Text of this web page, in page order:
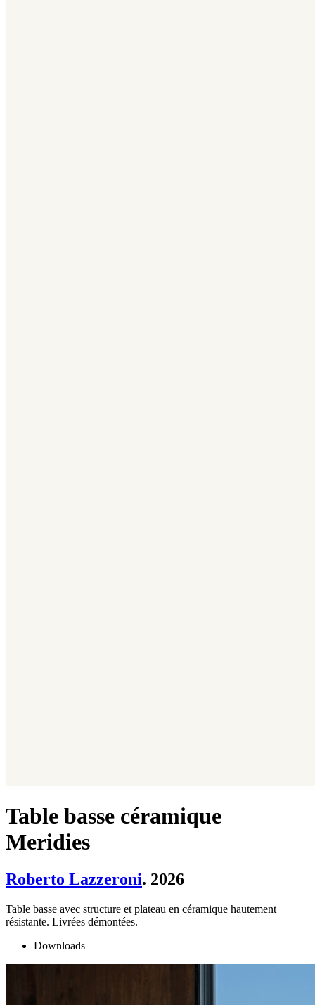
Table basse céramique
Meridies
Roberto Lazzeroni. 2026
Table basse avec structure et plateau en céramique hautement
résistante. Livrées démontées.
Downloads